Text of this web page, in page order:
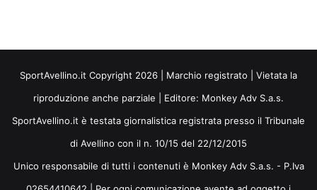
SportAvellino.it Copyright 2026 | Marchio registrato | Vietata la
riproduzione anche parziale | Editore: Monkey Adv S.a.s.
SportAvellino.it è testata giornalistica registrata presso il Tribunale
di Avellino con il n. 10/15 del 22/12/2015
Unico responsabile di tutti i contenuti è Monkey Adv S.a.s. - P.Iva